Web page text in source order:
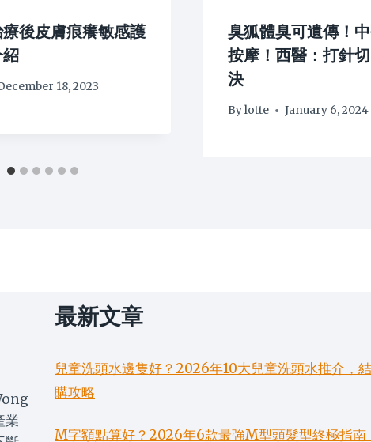
後皮膚痕癢敏感護
18, 2023
臭狐體臭可遺傳！
按摩！西醫：打針
決
By lotte January 6, 2024
業
最新文章
兒童洗頭水邊隻好？2026年10大兒童洗頭水推介，
購攻略
M字額點算好？2026年6款最強M型頭髮型終極指